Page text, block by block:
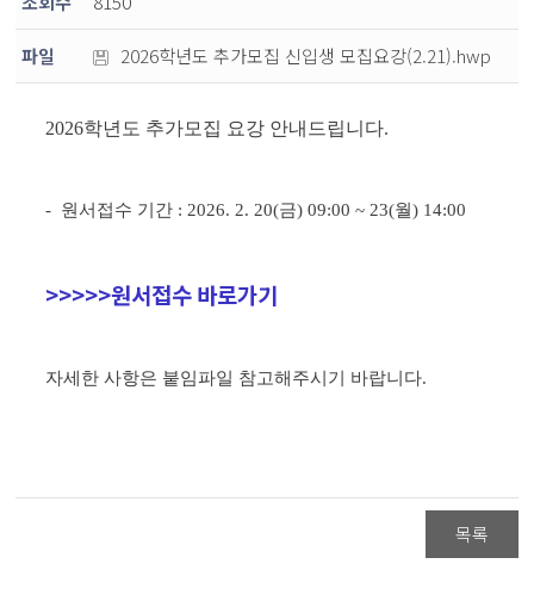
파일 2026학년도 추가모집 신입생 모집요강(2.21).hwp
2026학년도 추가모집 요강 안내드립니다.
- 원서접수 기간 : 2026. 2. 20(금) 09:00 ~ 23(월) 14:00
>>>>>원서접수 바로가기
자세한 사항은 붙임파일 참고해주시기 바랍니다.
목록